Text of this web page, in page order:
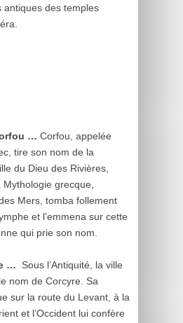
antiques des temples
… Corfou, appelée
tire son nom de la
du Dieu des Rivières,
grecque,
Mers, tomba follement
et l’emmena sur cette
qui prie son nom.
… Sous l’Antiquité, la ville
nom de Corcyre. Sa
sur la route du Levant, à la
et l’Occident lui confère